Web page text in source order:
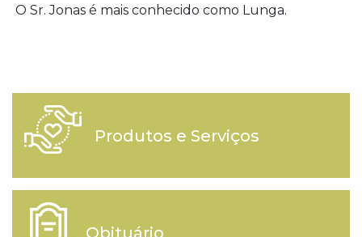
O Sr. Jonas é mais conhecido como Lunga.
Produtos e Serviços
Obituário